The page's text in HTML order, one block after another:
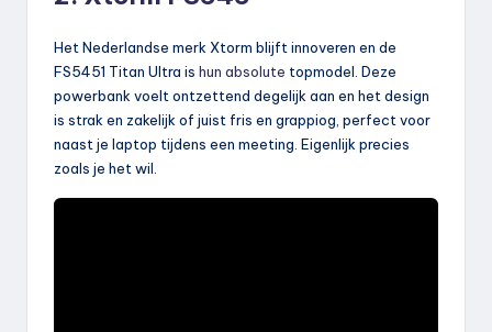
Het Nederlandse merk Xtorm blijft innoveren en de
FS5451 Titan Ultra is hun absolute topmodel. Deze
powerbank voelt ontzettend degelijk aan en het design
is strak en zakelijk of juist fris en grappiog, perfect voor
naast je laptop tijdens een meeting. Eigenlijk precies
zoals je het wil.